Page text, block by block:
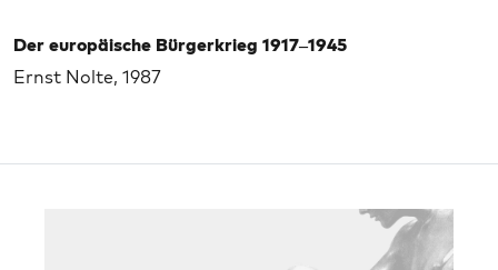
Der europäische Bürgerkrieg 1917–1945
Ernst Nolte, 1987